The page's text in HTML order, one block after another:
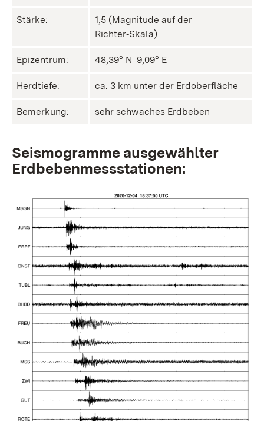
Stärke:
1,5 (Magnitude auf der
Richter‑Skala)
Epizentrum: 48,39° N ㅤ 9,09° E
Herdtiefe: ca. 3 km unter der Erdoberfläche
Bemerkung: sehr schwaches Erdbeben
Seismogramme ausgewählter
Erdbebenmessstationen: